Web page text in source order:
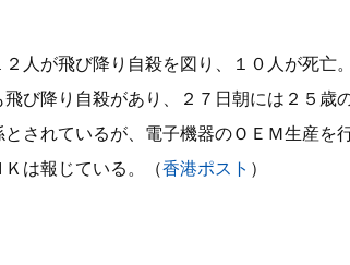
人が飛び降り自殺を図り、１０人が死亡
び降り自殺があり、２７日朝には２５歳
されているが、電子機器のＯＥＭ生産を
は報じている。（香港ポスト ）